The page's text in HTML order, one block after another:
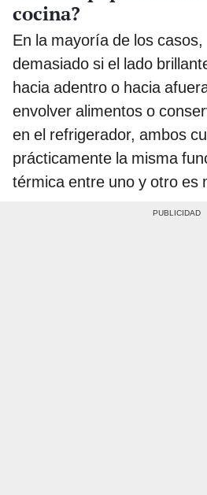
cocina?
En la mayoría de los
demasiado si el lado
hacia adentro o hacia
envolver alimentos o
en el refrigerador, ambos
prácticamente la misma
térmica entre uno y otro es